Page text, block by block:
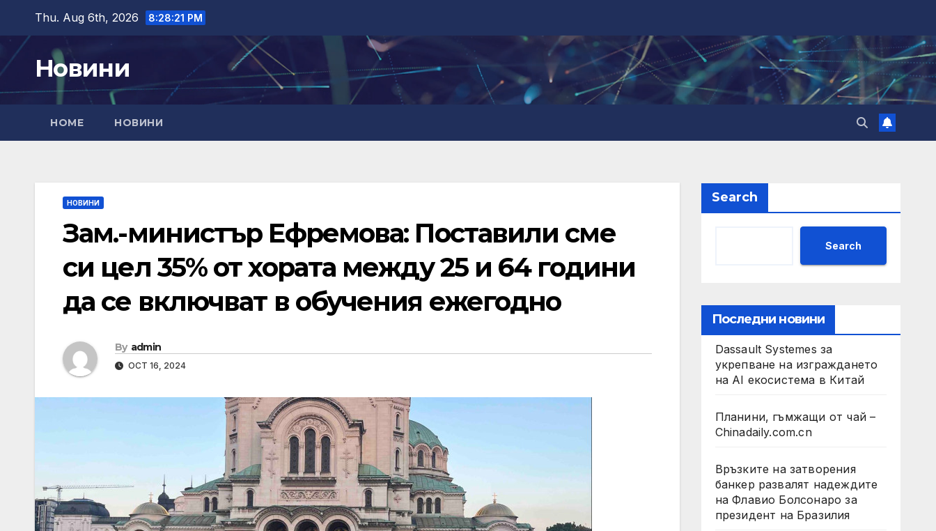
content
Thu. Aug 6th, 2026 8:28:22 PM
Новини
HOME НОВИНИ
НОВИНИ
Зам.-министър Ефремова: Поставили сме
си цел 35% от хората между 25 и 64 години
да се включват в обучения ежегодно
By admin
OCT 16, 2024
Search
Search
Последни новини
Dassault Systemes за
укрепване на изграждането
на AI екосистема в Китай
Планини, гъмжащи от чай –
Chinadaily.com.cn
Връзките на затворения
банкер развалят надеждите
на Флавио Болсонаро за
президент на Бразилия